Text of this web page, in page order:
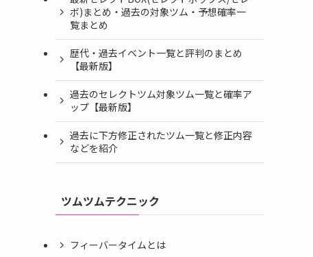
ボ)まとめ・過去の対象ツム・予想確率一
覧まとめ
歴代・過去イベント一覧と評判のまとめ
【最新版】
過去のセレクトツム対象ツム一覧と確率ア
ップ【最新版】
過去に下方修正されたツム一覧と修正内容
などを紹介
ツムツムテクニック
フィーバータイムとは